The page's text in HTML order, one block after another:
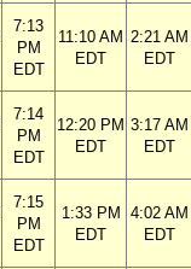
7:13
PM
EDT
11:10 AM
EDT
2:21 AM
EDT
7:14
PM
EDT
12:20 PM
EDT
3:17 AM
EDT
7:15
PM
EDT
1:33 PM
EDT
4:02 AM
EDT